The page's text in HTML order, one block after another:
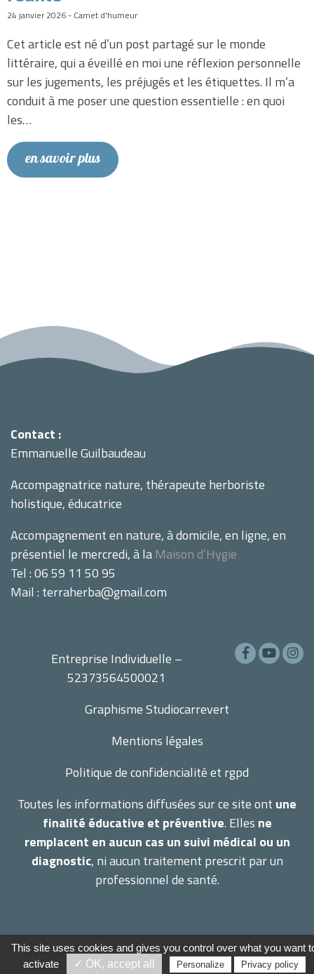
24 janvier 2026 - Carnet d'humeur
Cet article est né d’un post partagé sur le monde
littéraire, qui a éveillé en moi une réflexion personnelle
sur les jugements, les préjugés et les étiquettes. Il m’a
conduit à me poser une question essentielle : en quoi
les…
en savoir plus
Contact :
Emmanuelle Guilbaudeau
Accompagnatrice nature, thérapeute herboriste
holistique, éducatrice
Accompagnement en nature, à domicile, en ligne, en
présentiel le mercredi, à la Maison d’Hygie
Tel : 06 59 11 50 95
Mail : terraherba@gmail.com
Entreprise Individuelle –
52373564500021
GraphismeStudiocarrevert
Mentions légales
Politique de confidencialité et rgpd
Toutes les informations diffusées sur ce site ont une
finalité éducative et préventive. Elles ne
remplacent en aucun cas un suivi médical ou un
diagnostic, ni aucun traitement prescrit par un
professionnel de santé.
Terraherba 2026 –Mentions légales–Gestion des
cookies
This site uses cookies and gives you control over what you want
activate
✓ OK, accept all Personalize Privacy policy